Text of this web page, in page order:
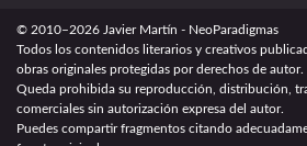
© 2010–2026 Javier Martín - NeoParadigmas
Todos los contenidos literarios y creativos
obras originales protegidas por derechos de autor.
Queda prohibida su reproducción, distribución,
comerciales sin autorización expresa del autor.
Puedes compartir fragmentos citando